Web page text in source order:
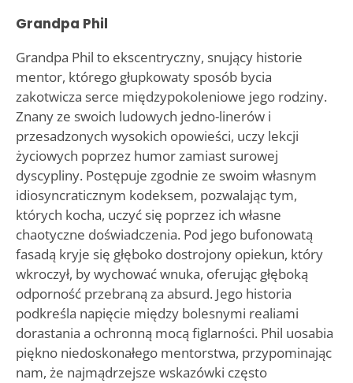
Grandpa Phil
Grandpa Phil to ekscentryczny, snujący historie
mentor, którego głupkowaty sposób bycia
zakotwicza serce międzypokoleniowe jego rodziny.
Znany ze swoich ludowych jedno-linerów i
przesadzonych wysokich opowieści, uczy lekcji
życiowych poprzez humor zamiast surowej
dyscypliny. Postępuje zgodnie ze swoim własnym
idiosyncraticznym kodeksem, pozwalając tym,
których kocha, uczyć się poprzez ich własne
chaotyczne doświadczenia. Pod jego bufonowatą
fasadą kryje się głęboko dostrojony opiekun, który
wkroczył, by wychować wnuka, oferując głęboką
odporność przebraną za absurd. Jego historia
podkreśla napięcie między bolesnymi realiami
dorastania a ochronną mocą figlarności. Phil uosabia
piękno niedoskonałego mentorstwa, przypominając
nam, że najmądrzejsze wskazówki często